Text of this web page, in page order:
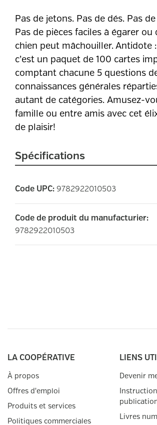
Pas de jetons. Pas de dés. Pas
Pas de pièces faciles à égarer ou
chien peut mâchouiller. Antidote
c’est un paquet de 100 cartes
comptant chacune 5 questions
connaissances générales
autant de catégories. Amusez-
famille ou entre amis avec cet
de plaisir!
Spécifications
Code UPC: 9782922010503
Code de produit du manufacturier:
9782922010503
LA COOPÉRATIVE
À propos
Offres d'emploi
Produits et services
Politiques commerciales
LIENS
Devenir
Livres